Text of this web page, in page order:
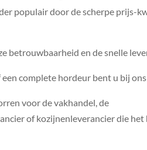
populair door de scherpe prijs-
betrouwbaarheid en de snelle
complete hordeur bent u bij
voor de vakhandel, de
of kozijnenleverancier die het